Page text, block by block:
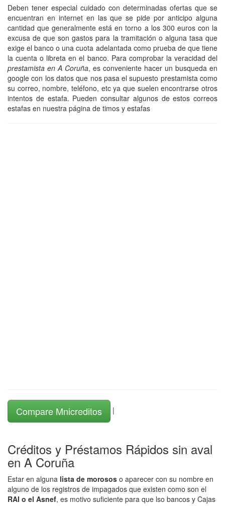
Deben tener especial cuidado con determinadas ofertas que se
encuentran en internet en las que se pide por anticipo alguna
cantidad que generalmente está en torno a los 300 euros con la
excusa de que son gastos para la tramitación o alguna tasa que
exige el banco o una cuota adelantada como prueba de que tiene
la cuenta o libreta en el banco. Para comprobar la veracidad del
prestamista en A Coruña, es conveniente hacer un busqueda en
google con los datos que nos pasa el supuesto prestamista como
su correo, nombre, teléfono, etc ya que suelen encontrarse otros
intentos de estafa. Pueden consultar algunos de estos correos
estafas en nuestra página de timos y estafas
Compare Mnicreditos |
Créditos y Préstamos Rápidos sin aval
en A Coruña
Estar en alguna lista de morosos o aparecer con su nombre en
alguno de los registros de impagados que existen como son el
RAI o el Asnef, es motivo suficiente para que lso bancos y Cajas